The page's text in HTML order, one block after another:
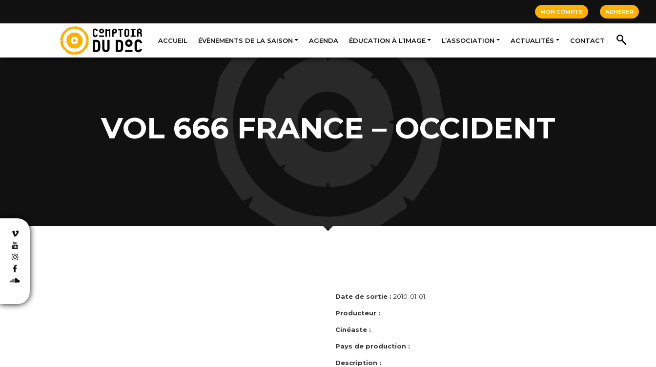
MON COMPTE ADHÉRER
ACCUEIL ÉVÈNEMENTS DE LA SAISON AGENDA ÉDUCATION À L’IMAGE L’ASSOCIATION ACTUALITÉS CONTACT
VOL 666 FRANCE – OCCIDENT
Date de sortie : 2010-01-01
Producteur :
Cinéaste :
Pays de production :
Description :